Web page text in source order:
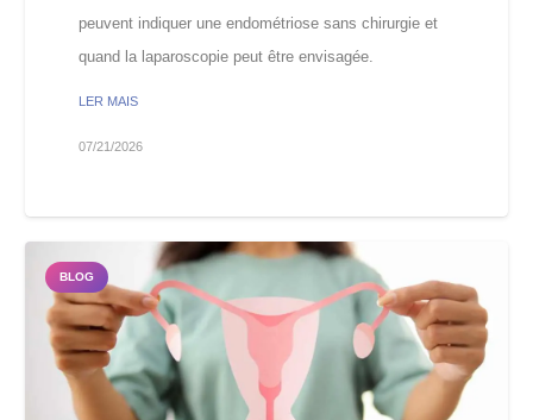
peuvent indiquer une endométriose sans chirurgie et
quand la laparoscopie peut être envisagée.
LER MAIS
07/21/2026
BLOG